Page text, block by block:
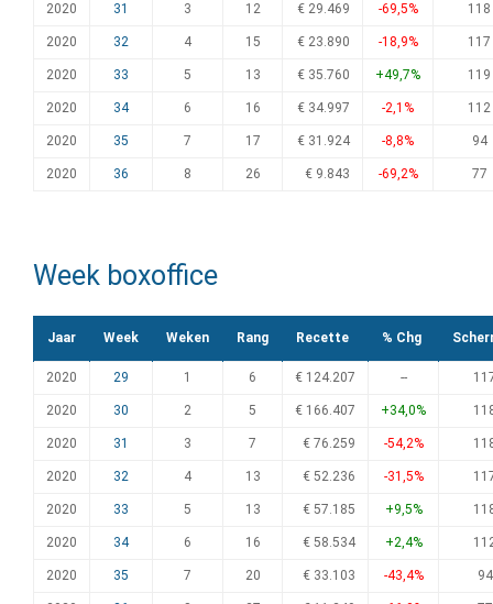
2020 31 3 12 € 29.469 -69,5% 118
2020 32 4 15 € 23.890 -18,9% 117
2020 33 5 13 € 35.760 +49,7% 119
2020 34 6 16 € 34.997 -2,1% 112
2020 35 7 17 € 31.924 -8,8% 94
2020 36 8 26 € 9.843 -69,2% 77
Week boxoffice
Jaar Week Weken Rang Recette % Chg
2020 29 1 6 € 124.207 --
2020 30 2 5 € 166.407 +34,0%
2020 31 3 7 € 76.259 -54,2%
2020 32 4 13 € 52.236 -31,5%
2020 33 5 13 € 57.185 +9,5%
2020 34 6 16 € 58.534 +2,4%
2020 35 7 20 € 33.103 -43,4% 94